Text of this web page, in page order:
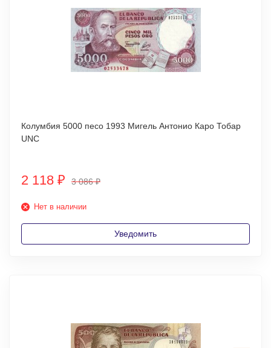
Колумбия 5000 песо 1993 Мигель Антонио Каро Тобар
UNC
2 118 ₽ 3 086₽
Нет в наличии
Уведомить